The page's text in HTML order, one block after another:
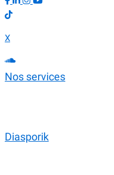
X
Nos services
Diasporik